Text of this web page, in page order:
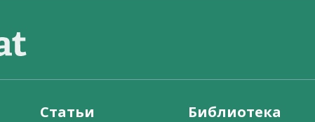
Статьи Библиотека